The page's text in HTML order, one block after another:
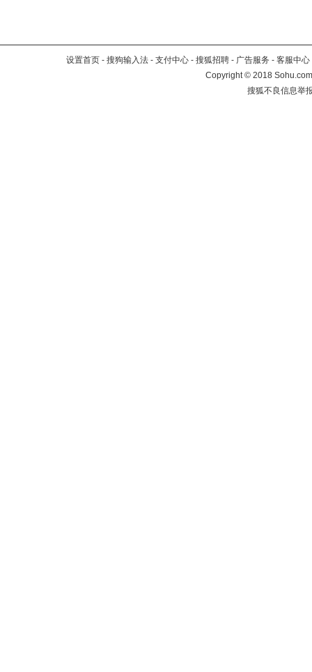
设置首页 - 搜狗输入法 - 支付中心 - 搜狐招聘 - 广告服务 - 客服中心
Copyright©2018
搜狐不良信息举